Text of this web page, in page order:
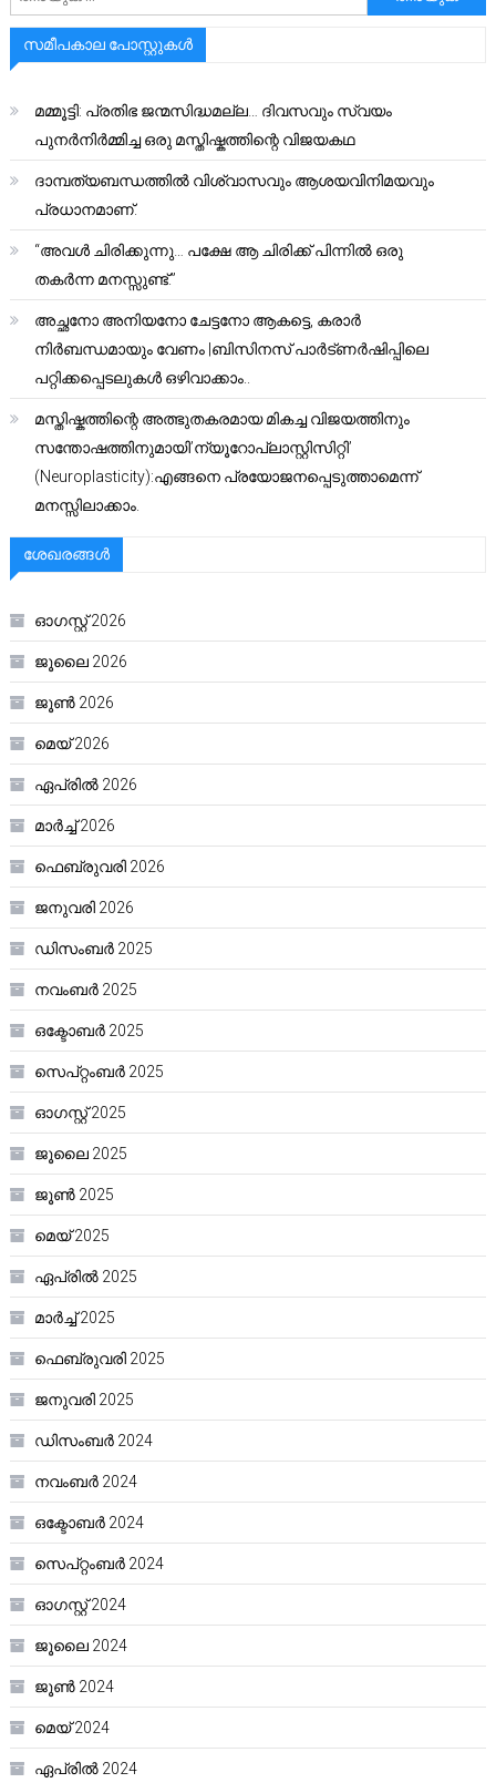
സമീപകാല പോസ്റ്റുകൾ
മമ്മൂട്ടി: പ്രതിഭ ജന്മസിദ്ധമല്ല… ദിവസവും സ്വയം
പുനർനിർമ്മിച്ച ഒരു മസ്തിഷ്കത്തിന്റെ വിജയകഥ
ദാമ്പത്യബന്ധത്തിൽ വിശ്വാസവും ആശയവിനിമയവും
പ്രധാനമാണ്.
“അവൾ ചിരിക്കുന്നു… പക്ഷേ ആ ചിരിക്ക് പിന്നിൽ ഒരു
തകർന്ന മനസ്സുണ്ട്.”
അച്ഛനോ അനിയനോ ചേട്ടനോ ആകട്ടെ, കരാർ
നിർബന്ധമായും വേണം |ബിസിനസ് പാർട്ണർഷിപ്പിലെ
പറ്റിക്കപ്പെടലുകൾ ഒഴിവാക്കാം..
മസ്തിഷ്കത്തിന്റെ അത്ഭുതകരമായ മികച്ച വിജയത്തിനും
സന്തോഷത്തിനുമായി’ന്യൂറോപ്ലാസ്റ്റിസിറ്റി’
(Neuroplasticity):എങ്ങനെ പ്രയോജനപ്പെടുത്താമെന്ന്
മനസ്സിലാക്കാം.
ശേഖരങ്ങൾ
ഓഗസ്റ്റ്‌ 2026
ജൂലൈ 2026
ജൂൺ 2026
മെയ്‌ 2026
ഏപ്രിൽ 2026
മാർച്ച്‌ 2026
ഫെബ്രുവരി 2026
ജനുവരി 2026
ഡിസംബർ 2025
നവംബർ 2025
ഒക്ടോബർ 2025
സെപ്റ്റംബർ 2025
ഓഗസ്റ്റ്‌ 2025
ജൂലൈ 2025
ജൂൺ 2025
മെയ്‌ 2025
ഏപ്രിൽ 2025
മാർച്ച്‌ 2025
ഫെബ്രുവരി 2025
ജനുവരി 2025
ഡിസംബർ 2024
നവംബർ 2024
ഒക്ടോബർ 2024
സെപ്റ്റംബർ 2024
ഓഗസ്റ്റ്‌ 2024
ജൂലൈ 2024
ജൂൺ 2024
മെയ്‌ 2024
ഏപ്രിൽ 2024